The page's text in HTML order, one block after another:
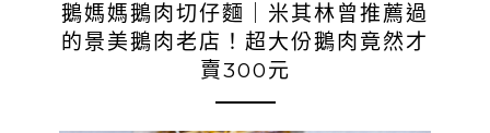
鵝媽媽鵝肉切仔麵｜米其林曾推薦過
的景美鵝肉老店！超大份鵝肉竟然才
賣300元